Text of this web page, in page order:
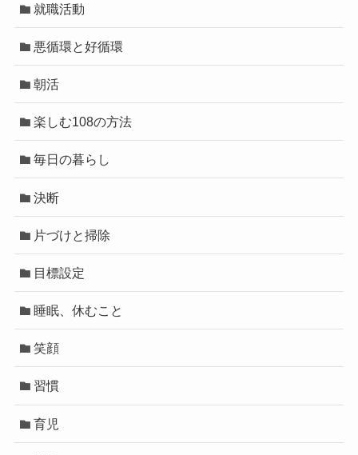
就職活動
悪循環と好循環
朝活
楽しむ108の方法
毎日の暮らし
決断
片づけと掃除
目標設定
睡眠、休むこと
笑顔
習慣
育児